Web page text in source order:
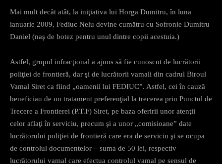
Mai mult decât atât, la iniţiativa lui Horga Dumitru, în luna
ianuarie 2009, Fediuc Nelu devine cumătru cu Sofronie Dumitru
Daniel (naş de botez pentru unul dintre copii acestuia.)
Astfel, grupul infracţional a ajuns să fie cunoscut de lucrătorii
poliţiei de frontieră, dar şi de lucrătorii vamali din cadrul Biroul
Vamal Siret ca fiind „oamenii lui FEDIUC”. Astfel, cei în cauză
beneficiau de un tratament preferenţial la trecerea prin Punctul de
Trecere a Frontierei (P.T.F) Siret, pe baza oferirii unor atenţii
celor aflaţi în serviciu, precum şi a unor „comisioane” date
lucrătorului poliţiei de frontieră care era de serviciu şi se ocupa
de controlul documentelor – suma de 50 lei, respectiv
lucrătorului vamal care efectua controlul vamal pe sensul de